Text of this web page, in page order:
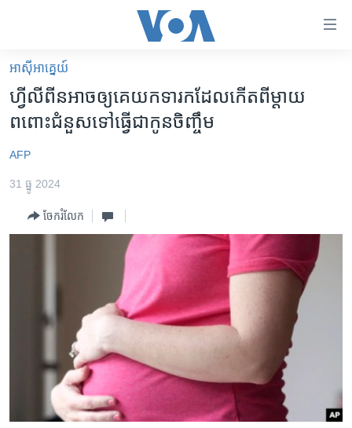
គេហទំព័រ​
ទាក់ទង
រំលង​
និង​
ទំព័រ​
អន្តរជាតិ
ហេឡូវីអូអេ
កម្ពុជាច្នៃប្រតិដ្ឋ
កម្មវិធីទាំងអស់
Khmer English
បណ្តាញ​សង្គម
អាស៊ី​អាគ្នេយ៍
ហ្វីលីពីន​អាច​ឲ្យ​គេ​យក​ទារក​ដែល​កើត​ពី​ម្តាយ​
ពពោះ​ជំនួស​ទៅ​ធ្វើ​ជា​កូន​ចិញ្ចឹម
AFP
31 ធ្នូ 2024
ចែករំលែក